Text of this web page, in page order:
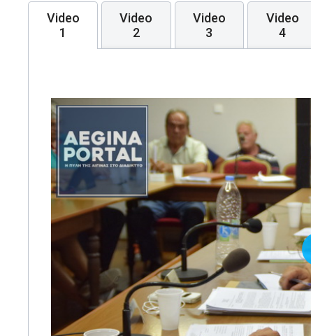
Video
1
Video
2
Video
3
Video
4